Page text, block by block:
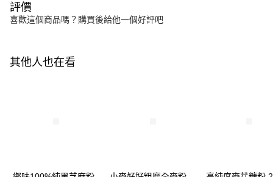
評價
喜歡這個商品嗎？購買後給他一個好評吧
其他人也在看